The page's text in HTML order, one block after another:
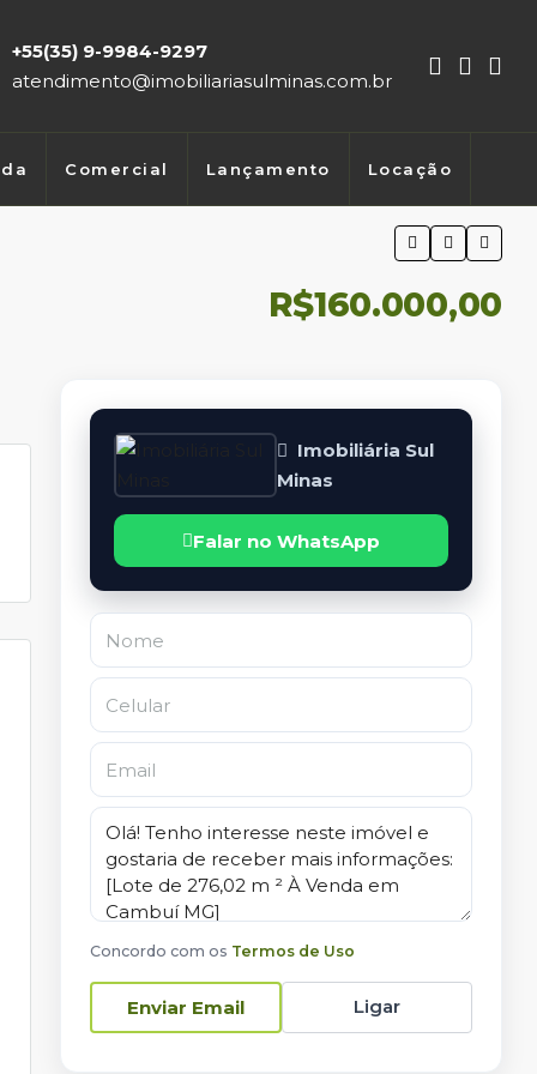
+55(35) 9-9984-9297
atendimento@imobiliariasulminas.com.br
Comercial Lançamento Locação
R$160.000,00
Imobiliária Sul
Minas
Falar no WhatsApp
Concordo com os Termos de Uso
Enviar Email Ligar